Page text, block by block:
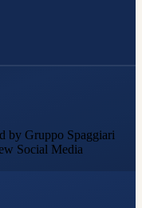
by Gruppo Spaggiari
Social Media